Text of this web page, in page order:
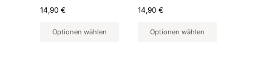
14,90 €
Optionen wählen
14,90€
Optionen wählen